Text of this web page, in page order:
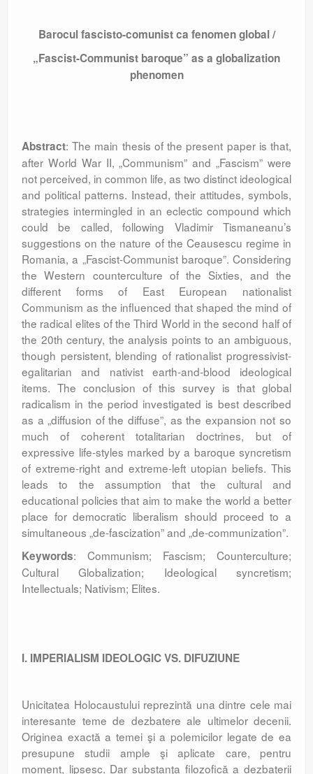
Barocul fascisto-comunist ca fenomen global /
„Fascist-Communist baroque” as a globalization
phenomen
Abstract: The main thesis of the present paper is that,
after World War II, „Communism” and „Fascism” were
not perceived, in common life, as two distinct ideological
and political patterns. Instead, their attitudes, symbols,
strategies intermingled in an eclectic compound which
could be called, following Vladimir Tismaneanu’s
suggestions on the nature of the Ceausescu regime in
Romania, a „Fascist-Communist baroque”. Considering
the Western counterculture of the Sixties, and the
different forms of East European nationalist
Communism as the influenced that shaped the mind of
the radical elites of the Third World in the second half of
the 20th century, the analysis points to an ambiguous,
though persistent, blending of rationalist progressivist-
egalitarian and nativist earth-and-blood ideological
items. The conclusion of this survey is that global
radicalism in the period investigated is best described
as a „diffusion of the diffuse”, as the expansion not so
much of coherent totalitarian doctrines, but of
expressive life-styles marked by a baroque syncretism
of extreme-right and extreme-left utopian beliefs. This
leads to the assumption that the cultural and
educational policies that aim to make the world a better
place for democratic liberalism should proceed to a
simultaneous „de-fascization” and „de-communization”.
Keywords: Communism; Fascism; Counterculture;
Cultural Globalization; Ideological syncretism;
Intellectuals; Nativism; Elites.
I. IMPERIALISM IDEOLOGIC VS. DIFUZIUNE
Unicitatea Holocaustului reprezintă una dintre cele mai
interesante teme de dezbatere ale ultimelor decenii.
Originea exactă a temei şi a polemicilor legate de ea
presupune studii ample şi aplicate care, pentru
moment, lipsesc. Dar substanţa filozofică a dezbaterii